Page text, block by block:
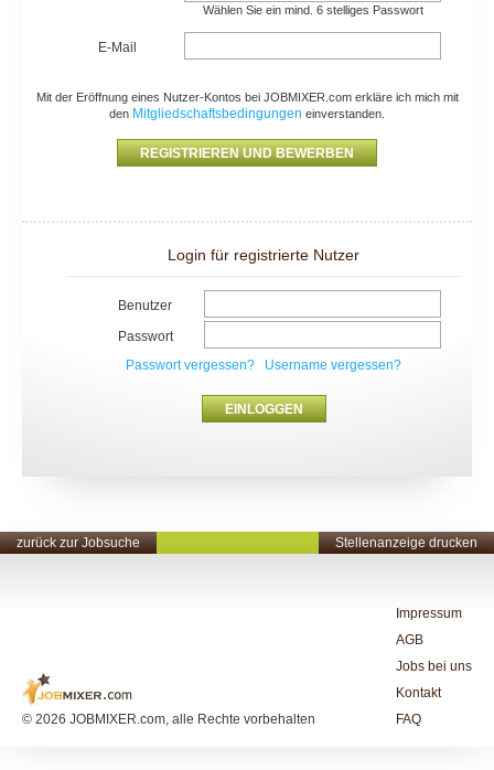
Wählen Sie ein mind. 6 stelliges Passwort
E-Mail
Mit der Eröffnung eines Nutzer-Kontos bei JOBMIXER.com erkläre ich mich mit
den Mitgliedschaftsbedingungen einverstanden.
Login für registrierte Nutzer
Benutzer
Passwort
Passwort vergessen?
Username vergessen?
zurück zur Jobsuche Stellenanzeige drucken
© 2026 JOBMIXER.com, alle Rechte vorbehalten
Impressum
AGB
Jobs bei uns
Kontakt
FAQ